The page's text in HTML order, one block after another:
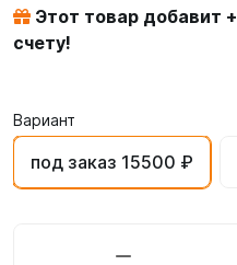
Этот товар добавит +
счету!
Вариант
под заказ 15500 ₽